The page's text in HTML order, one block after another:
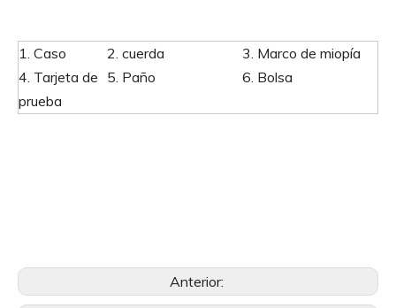
1. Caso 2. cuerda
3. Marco de miopía
4. Tarjeta de
prueba
5. Paño 6. Bolsa
Anterior: